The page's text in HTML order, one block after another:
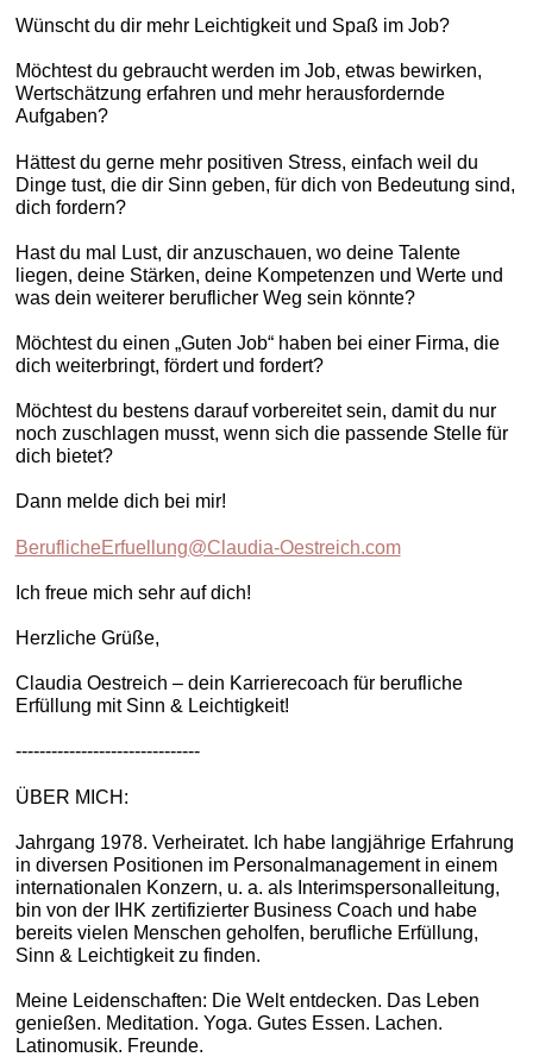
Wünscht du dir mehr Leichtigkeit und Spaß im Job?
Möchtest du gebraucht werden im Job, etwas bewirken,
Wertschätzung erfahren und mehr herausfordernde
Aufgaben?
Hättest du gerne mehr positiven Stress, einfach weil du
Dinge tust, die dir Sinn geben, für dich von Bedeutung sind,
dich fordern?
Hast du mal Lust, dir anzuschauen, wo deine Talente
liegen, deine Stärken, deine Kompetenzen und Werte und
was dein weiterer beruflicher Weg sein könnte?
Möchtest du einen „Guten Job“ haben bei einer Firma, die
dich weiterbringt, fördert und fordert?
Möchtest du bestens darauf vorbereitet sein, damit du nur
noch zuschlagen musst, wenn sich die passende Stelle für
dich bietet?
Dann melde dich bei mir!
BeruflicheErfuellung@Claudia-Oestreich.com
Ich freue mich sehr auf dich!
Herzliche Grüße,
Claudia Oestreich – dein Karrierecoach für berufliche
Erfüllung mit Sinn & Leichtigkeit!
-------------------------------
ÜBER MICH:
Jahrgang 1978. Verheiratet. Ich habe langjährige Erfahrung
in diversen Positionen im Personalmanagement in einem
internationalen Konzern, u. a. als Interimspersonalleitung,
bin von der IHK zertifizierter Business Coach und habe
bereits vielen Menschen geholfen, berufliche Erfüllung,
Sinn & Leichtigkeit zu finden.
Meine Leidenschaften: Die Welt entdecken. Das Leben
genießen. Meditation. Yoga. Gutes Essen. Lachen.
Latinomusik. Freunde.